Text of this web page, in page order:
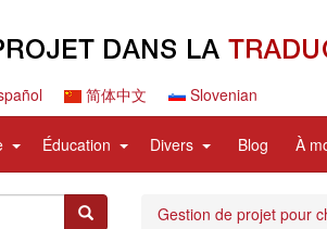
简体中文 Slovenian
expandÉducation expandDivers expand
items
Blog À
Rechercher Gestion de projet pour